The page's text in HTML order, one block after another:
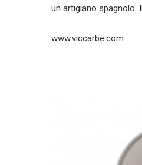
un artigiano spagnolo.
www.viccarbe.com